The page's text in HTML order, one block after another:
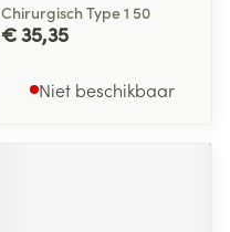
Chirurgisch Type 1 50
€ 35,35
Niet beschikbaar